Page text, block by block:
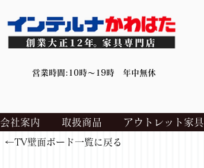
営業時間:10時～19時 年中無休
会社案内 取扱商品 アウトレット家具
←TV壁面ボード一覧に戻る